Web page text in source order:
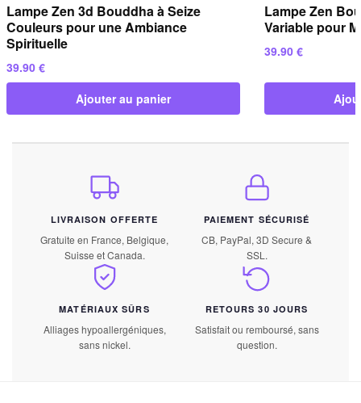
Lampe Zen 3d Bouddha à Seize
Couleurs pour une Ambiance
Spirituelle
39.90 €
Ajouter au panier
Lampe Zen
Variable pour
39.90 €
LIVRAISON OFFERTE
Gratuite en France, Belgique,
Suisse et Canada.
PAIEMENT SÉCURISÉ
CB, PayPal, 3D Secure &
SSL.
MATÉRIAUX SÛRS
Alliages hypoallergéniques,
sans nickel.
RETOURS 30 JOURS
Satisfait ou remboursé, sans
question.